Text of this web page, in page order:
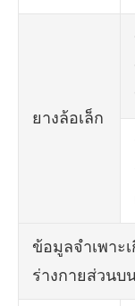
ยางล้อเล็ก
ข้อมูลจำเพาะ
ร่างกายส่วนบ